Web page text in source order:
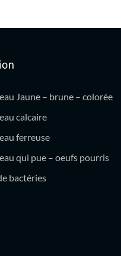
Jaune – brune – colorée
calcaire
ferreuse
qui pue – oeufs pourris
bactéries